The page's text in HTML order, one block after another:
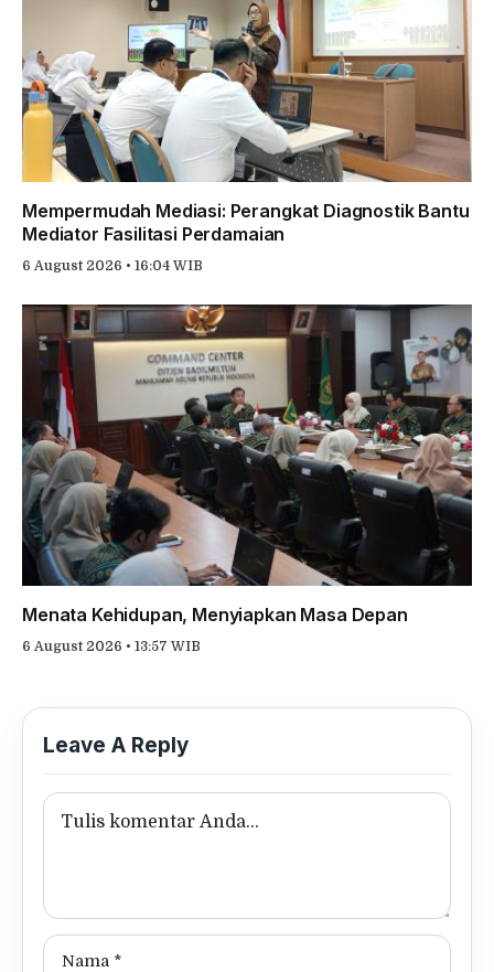
Mempermudah Mediasi: Perangkat Diagnostik Bantu
Mediator Fasilitasi Perdamaian
6 August 2026 • 16:04 WIB
Menata Kehidupan, Menyiapkan Masa Depan
6 August 2026 • 13:57 WIB
Leave A Reply